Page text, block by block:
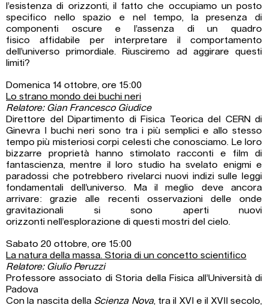
l’esistenza di orizzonti, il fatto che occupiamo un posto
specifico nello spazio e nel tempo, la presenza di
componenti oscure e l’assenza di un quadro
fisico affidabile per interpretare il comportamento
dell’universo primordiale. Riusciremo ad aggirare questi
limiti?
Domenica 14 ottobre, ore 15:00
Lo strano mondo dei buchi neri
Relatore: Gian Francesco Giudice
Direttore del Dipartimento di Fisica Teorica del CERN di
Ginevra I buchi neri sono tra i più semplici e allo stesso
tempo più misteriosi corpi celesti che conosciamo. Le loro
bizzarre proprietà hanno stimolato racconti e film di
fantascienza, mentre il loro studio ha svelato enigmi e
paradossi che potrebbero rivelarci nuovi indizi sulle leggi
fondamentali dell’universo. Ma il meglio deve ancora
arrivare: grazie alle recenti osservazioni delle onde
gravitazionali si sono aperti nuovi
orizzonti nell’esplorazione di questi mostri del cielo.
Sabato 20 ottobre, ore 15:00
La natura della massa. Storia di un concetto scientifico
Relatore: Giulio Peruzzi
Professore associato di Storia della Fisica all’Università di
Padova
Con la nascita della Scienza Nova, tra il XVI e il XVII secolo,